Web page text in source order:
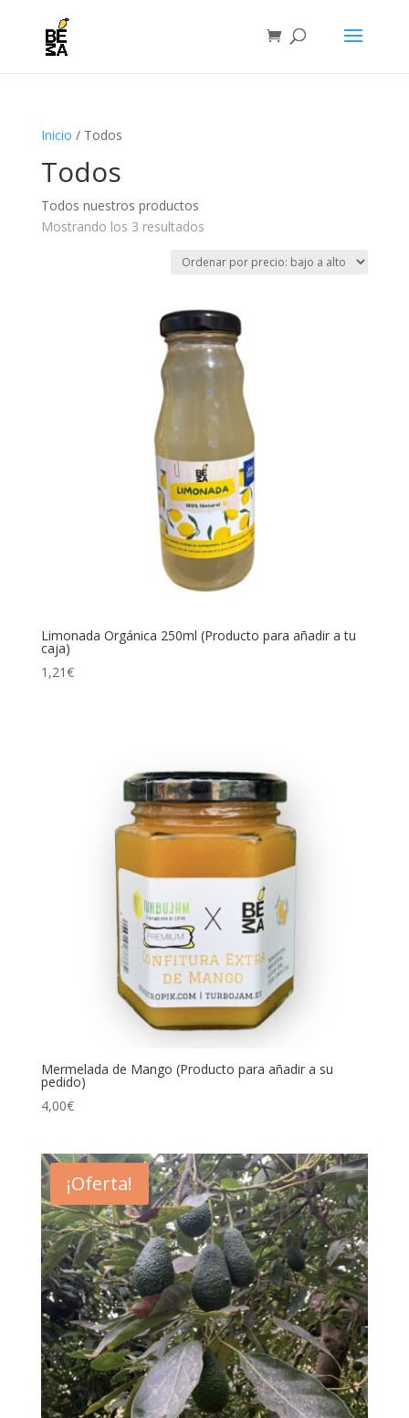
Inicio / Todos
Todos
Todos nuestros productos
Mostrando los 3 resultadosOrdenado
precio:
a
alto
Limonada Orgánica 250ml (Producto para añadir a tu
caja)
1,21€
Mermelada de Mango (Producto para añadir a su
pedido)
4,00€
¡Oferta!